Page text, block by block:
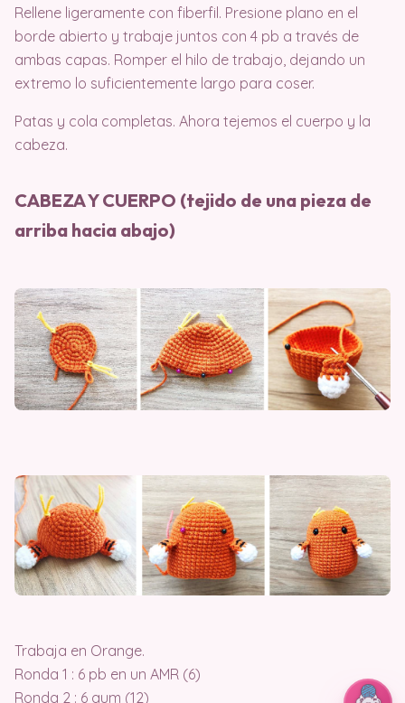
Rellene ligeramente con fiberfil. Presione plano en el
borde abierto y trabaje juntos con 4 pb a través de
ambas capas. Romper el hilo de trabajo, dejando un
extremo lo suficientemente largo para coser.
Patas y cola completas. Ahora tejemos el cuerpo y la
cabeza.
CABEZA Y CUERPO (tejido de una pieza de
arriba hacia abajo)
Trabaja en Orange.
Ronda 1 : 6 pb en un AMR (6)
Ronda 2 : 6 aum (12)